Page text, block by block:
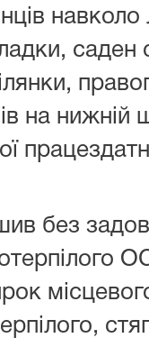
навколо
саден
на нижній
без